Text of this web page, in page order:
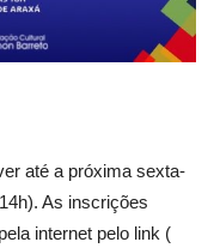
até a próxima sexta-
As inscrições
internet pelo link (